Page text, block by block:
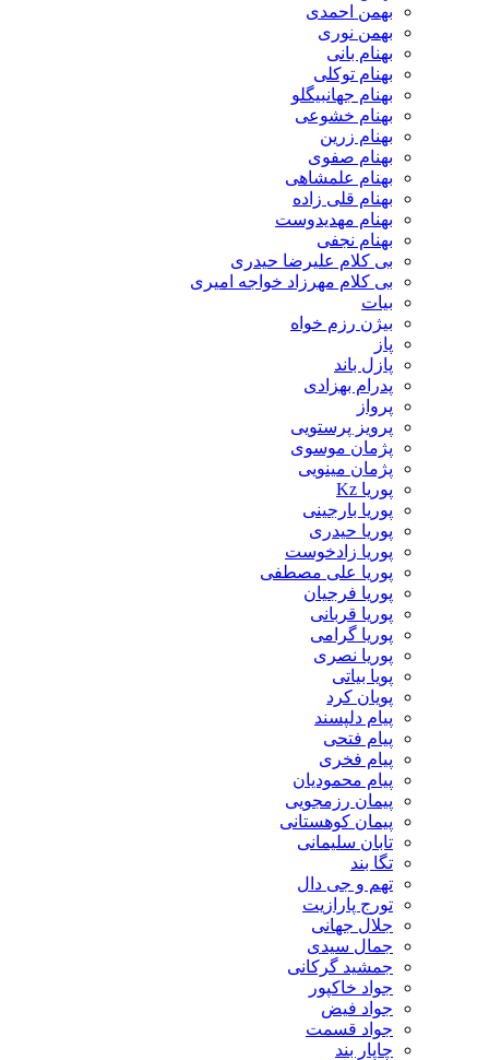
بهمن احمدی
بهمن نوری
بهنام بانی
بهنام توکلی
بهنام جهانبیگلو
بهنام خشوعی
بهنام زرین
بهنام صفوی
بهنام علمشاهی
بهنام قلی زاده
بهنام مهدیدوست
بهنام نجفی
بی کلام علیرضا حیدری
بی کلام مهرزاد خواجه امیری
بیژن رزم خواه
پازل باند
پدرام بهزادی
پرویز پرستویی
پژمان موسوی
پژمان مینویی
پوریا بارجینی
پوریا حیدری
پوریا زادخوست
پوریا علی مصطفی
پوریا فرجیان
پوریا قربانی
پوریا گرامی
پوریا نصری
پویا بیاتی
پویان کرد
پیام دلپسند
پیام فتحی
پیام فخری
پیام محمودیان
پیمان رزمجویی
پیمان کوهستانی
تابان سلیمانی
تهم و جی دال
تورج پارازیت
جلال جهانی
جمال سیدی
جمشید گرکانی
جواد خاکپور
جواد فیض
جواد قسمت
چاپار بند